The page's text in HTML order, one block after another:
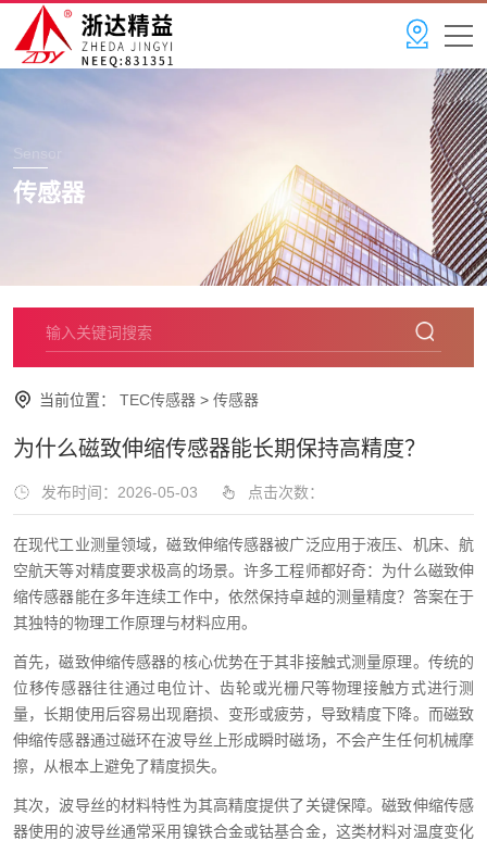
Sensor
传感器
当前位置： TEC传感器 > 传感器
为什么磁致伸缩传感器能长期保持高精度？
发布时间：2026-05-03 点击次数：
在现代工业测量领域，磁致伸缩传感器被广泛应用于液压、机床、航
空航天等对精度要求极高的场景。许多工程师都好奇：为什么磁致伸
缩传感器能在多年连续工作中，依然保持卓越的测量精度？答案在于
其独特的物理工作原理与材料应用。
首先，磁致伸缩传感器的核心优势在于其非接触式测量原理。传统的
位移传感器往往通过电位计、齿轮或光栅尺等物理接触方式进行测
量，长期使用后容易出现磨损、变形或疲劳，导致精度下降。而磁致
伸缩传感器通过磁环在波导丝上形成瞬时磁场，不会产生任何机械摩
擦，从根本上避免了精度损失。
其次，波导丝的材料特性为其高精度提供了关键保障。磁致伸缩传感
器使用的波导丝通常采用镍铁合金或钴基合金，这类材料对温度变化